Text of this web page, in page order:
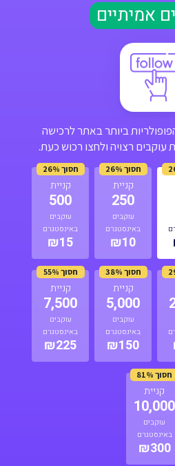
אמיתיים
ביותר באתר לרכישה
עוקבים רצויה ולחצו רכוש כעת.
קניית
250
עוקבים
באינסטגרם
₪10
חסוך 26%
קניית
500
עוקבים
באינסטגרם
₪15
חסוך 26%
קניית
5,000
עוקבים
באינסטגרם
₪150
חסוך 38%
קניית
7,500
עוקבים
באינסטגרם
₪225
חסוך 55%
קניית
10,000
עוקבים
באינסטגרם
₪300
חסוך 81%